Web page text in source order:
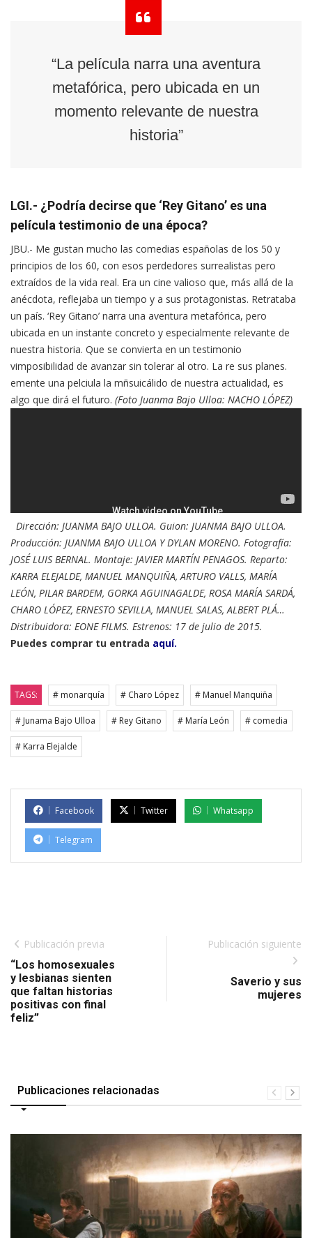
“La película narra una aventura
metafórica, pero ubicada en un
momento relevante de nuestra
historia”
LGI.- ¿Podría decirse que ‘Rey Gitano’ es una
película testimonio de una época?
JBU.- Me gustan mucho las comedias españolas de los 50 y
principios de los 60, con esos perdedores surrealistas pero
extraídos de la vida real. Era un cine valioso que, más allá de la
anécdota, reflejaba un tiempo y a sus protagonistas. Retrataba
un país. ‘Rey Gitano’ narra una aventura metafórica, pero
ubicada en un instante concreto y especialmente relevante de
nuestra historia. Que se convierta en un testimonio
vimposibilidad de avanzar sin tolerar al otro. La re sus planes.
emente una pelciula la mñsuicálido de nuestra actualidad, es
algo que dirá el futuro. (Foto Juanma Bajo Ulloa: NACHO LÓPEZ)
Dirección: JUANMA BAJO ULLOA. Guion: JUANMA BAJO ULLOA.
Producción: JUANMA BAJO ULLOA Y DYLAN MORENO. Fotografía:
JOSÉ LUIS BERNAL. Montaje: JAVIER MARTÍN PENAGOS. Reparto:
KARRA ELEJALDE, MANUEL MANQUIÑA, ARTURO VALLS, MARÍA
LEÓN, PILAR BARDEM, GORKA AGUINAGALDE, ROSA MARÍA SARDÁ,
CHARO LÓPEZ, ERNESTO SEVILLA, MANUEL SALAS, ALBERT PLÁ…
Distribuidora: EONE FILMS. Estrenos: 17 de julio de 2015.
Puedes comprar tu entrada aquí.
TAGS: # monarquía # Charo López # Manuel Manquiña
# Junama Bajo Ulloa # Rey Gitano # María León # comedia
# Karra Elejalde
Facebook Twitter Whatsapp
Telegram
Publicación previa
“Los homosexuales
y lesbianas sienten
que faltan historias
positivas con final
feliz”
Publicación siguiente
Saverio y sus
mujeres
Publicaciones relacionadas